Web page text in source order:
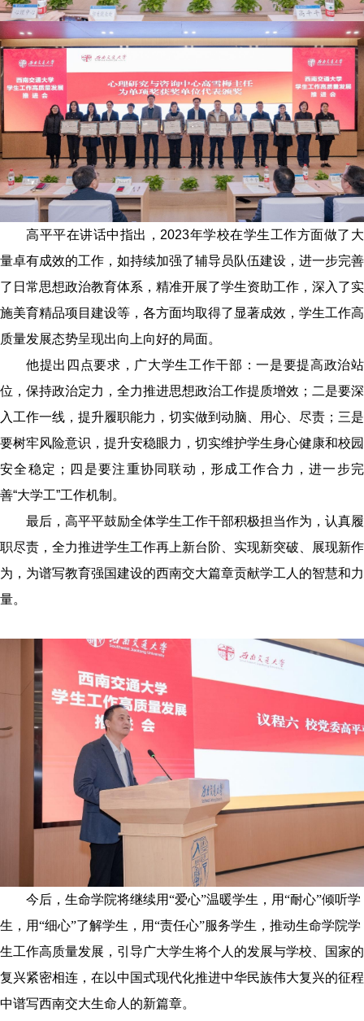
高平平在讲话中指出，2023年学校在学生工作方面做了大
量卓有成效的工作，如持续加强了辅导员队伍建设，进一步完善
了日常思想政治教育体系，精准开展了学生资助工作，深入了实
施美育精品项目建设等，各方面均取得了显著成效，学生工作高
质量发展态势呈现出向上向好的局面。
他提出四点要求，广大学生工作干部：一是要提高政治站
位，保持政治定力，全力推进思想政治工作提质增效；二是要深
入工作一线，提升履职能力，切实做到动脑、用心、尽责；三是
要树牢风险意识，提升安稳眼力，切实维护学生身心健康和校园
安全稳定；四是要注重协同联动，形成工作合力，进一步完
善“大学工”工作机制。
最后，高平平鼓励全体学生工作干部积极担当作为，认真履
职尽责，全力推进学生工作再上新台阶、实现新突破、展现新作
为，为谱写教育强国建设的西南交大篇章贡献学工人的智慧和力
量。
今后，生命学院将继续用“爱心”温暖学生，用“耐心”倾听学
生，用“细心”了解学生，用“责任心”服务学生，推动生命学院学
生工作高质量发展，引导广大学生将个人的发展与学校、国家的
复兴紧密相连，在以中国式现代化推进中华民族伟大复兴的征程
中谱写西南交大生命人的新篇章。